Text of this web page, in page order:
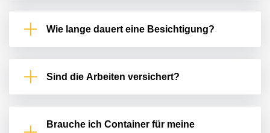
Wie lange dauert eine Besichtigung?
Sind die Arbeiten versichert?
Brauche ich Container für meine